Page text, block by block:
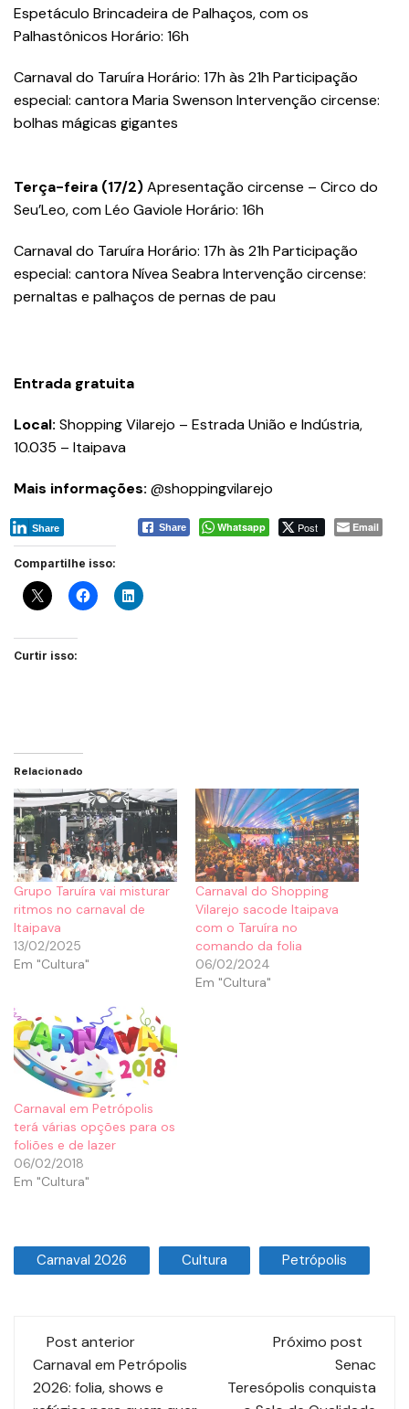
Espetáculo Brincadeira de Palhaços, com os
Palhastônicos Horário: 16h
Carnaval do Taruíra Horário: 17h às 21h Participação
especial: cantora Maria Swenson Intervenção circense:
bolhas mágicas gigantes
Terça-feira (17/2)Apresentação circense – Circo do
Seu’Leo, com Léo Gaviole Horário: 16h
Carnaval do Taruíra Horário: 17h às 21h Participação
especial: cantora Nívea Seabra Intervenção circense:
pernaltas e palhaços de pernas de pau
Entrada gratuita
Local: Shopping Vilarejo – Estrada União e Indústria,
10.035 – Itaipava
Mais informações: @shoppingvilarejo
Share Whatsapp Post Email
Share
Compartilhe isso:
Curtir isso:
Relacionado
Grupo Taruíra vai misturar
ritmos no carnaval de
Itaipava
13/02/2025
Em "Cultura"
Carnaval do Shopping
Vilarejo sacode Itaipava
com o Taruíra no
comando da folia
06/02/2024
Em "Cultura"
Carnaval em Petrópolis
terá várias opções para os
foliões e de lazer
06/02/2018
Em "Cultura"
Carnaval 2026 Cultura Petrópolis
Post anterior
Carnaval em Petrópolis
2026: folia, shows e
Próximo post
Senac
Teresópolis conquista